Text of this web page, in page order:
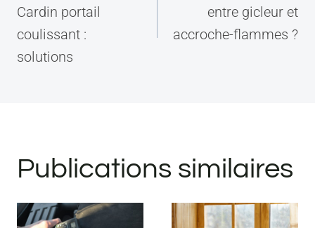
l’article
Cardin portail
coulissant :
solutions
entre gicleur et
accroche-flammes ?
Publications similaires